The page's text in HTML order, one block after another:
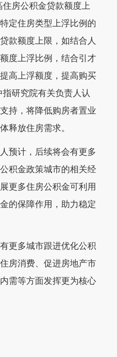
房公积金贷款额度上
定住房类型上浮比例的
款额度上限，如结合人
度上浮比例，结合引才
高上浮额度，提高购买
研究院有关负责人认
持，将降低购房者置业
释放住房需求。
计，后续将会有更多
积金政策城市的相关经
更多住房公积金可利用
的保障作用，助力稳定
多城市跟进优化公积
房消费、促进房地产市
需等方面发挥更为核心